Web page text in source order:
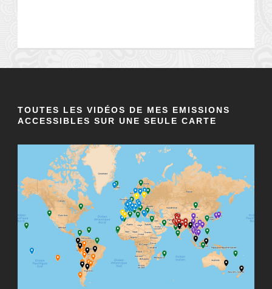
TOUTES LES VIDÉOS DE MES EMISSIONS
ACCESSIBLES SUR UNE SEULE CARTE